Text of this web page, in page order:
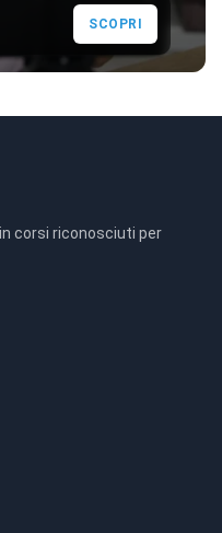
SCOPRI
corsi riconosciuti per